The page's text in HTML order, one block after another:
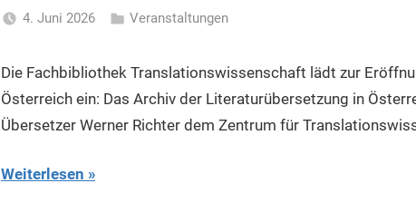
4. Juni 2026
Gerhalter
Veranstaltungen
Die Fachbibliothek Translationswissenschaft lädt zur
Österreich ein: Das Archiv der Literaturübersetzung in
Übersetzer Werner Richter dem Zentrum für
Weiterlesen